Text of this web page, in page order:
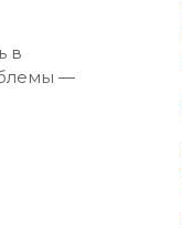
в
—